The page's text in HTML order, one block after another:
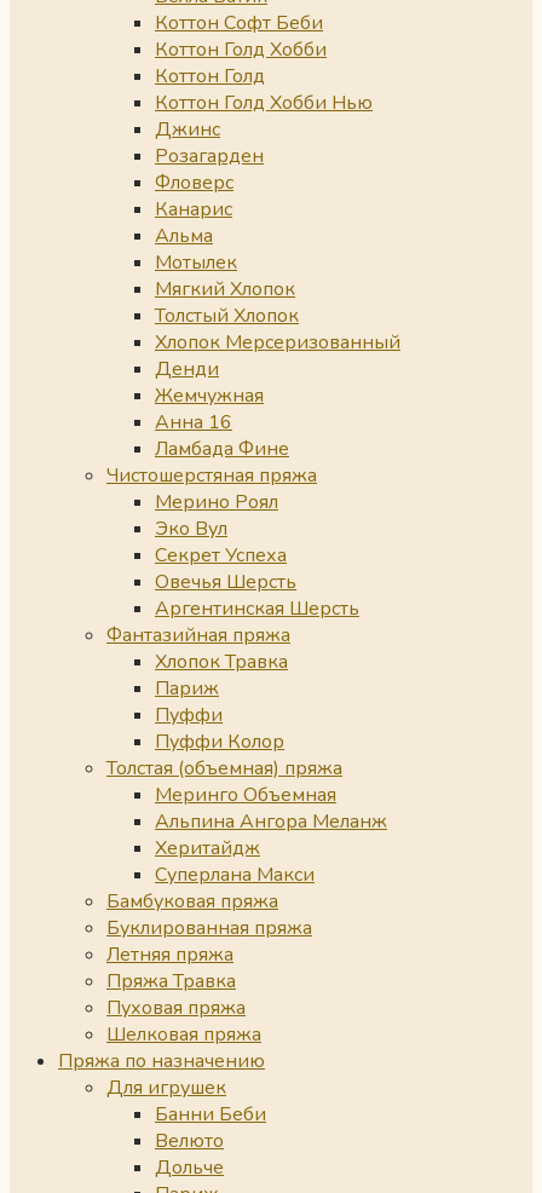
Коттон Софт Беби
Коттон Голд Хобби
Коттон Голд
Коттон Голд Хобби Нью
Джинс
Розагарден
Фловерс
Канарис
Альма
Мотылек
Мягкий Хлопок
Толстый Хлопок
Хлопок Мерсеризованный
Денди
Жемчужная
Анна 16
Ламбада Фине
Чистошерстяная пряжа
Мерино Роял
Эко Вул
Секрет Успеха
Овечья Шерсть
Аргентинская Шерсть
Фантазийная пряжа
Хлопок Травка
Париж
Пуффи
Пуффи Колор
Толстая (объемная) пряжа
Меринго Объемная
Альпина Ангора Меланж
Херитайдж
Суперлана Макси
Бамбуковая пряжа
Буклированная пряжа
Летняя пряжа
Пряжа Травка
Пуховая пряжа
Шелковая пряжа
Пряжа по назначению
Для игрушек
Банни Беби
Велюто
Дольче